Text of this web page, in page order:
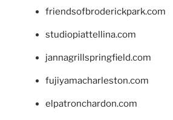
friendsofbroderickpark.com
studiopiattellina.com
jannagrillspringfield.com
fujiyamacharleston.com
elpatronchardon.com